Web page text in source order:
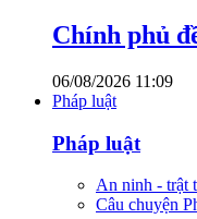
Chính phủ
06/08/2026 11:09
Pháp luật
Pháp luật
An ninh - trật
Câu chuyện